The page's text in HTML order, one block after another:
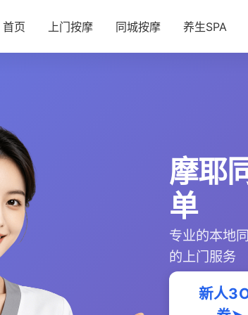
首页 上门按摩 同城按摩 养生SPA
摩耶
单
专业的本地
的上门服务
新人